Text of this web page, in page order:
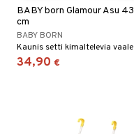
BABY born Glamour Asu 43
cm
BABY BORN
34,90 €